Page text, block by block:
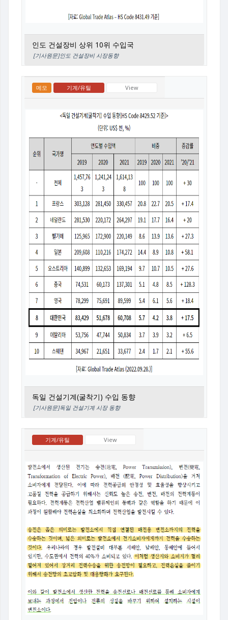
인도 건설장비 상위 10위 수입국
[기사원문]인도 건설장비 시장동향
메모 기계/유틸 View
독일 건설기계(굴착기) 수입 동향
[기사원문]독일 건설기계 시장 동향
기계/유틸 View